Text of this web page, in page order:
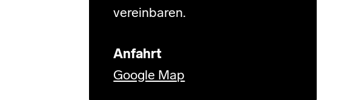
vereinbaren.
Anfahrt
Google Map